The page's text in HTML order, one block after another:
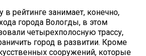
в рейтинге занимает, конечно,
города Вологды, в этом
четырехполосную трассу,
город в развитии. Кроме
сооружений, которые